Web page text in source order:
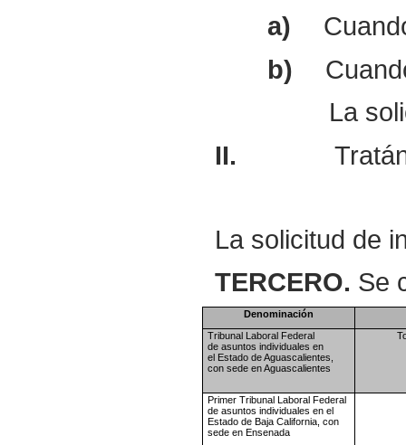
a)
b)
La
II.
La solicitud de
TERCERO. Se
Denominación
Tribunal Laboral Federal
de asuntos individuales en
el Estado de Aguascalientes,
con sede en Aguascalientes
Primer Tribunal Laboral Federal
de asuntos individuales en el
Estado de Baja California, con
sede en Ensenada